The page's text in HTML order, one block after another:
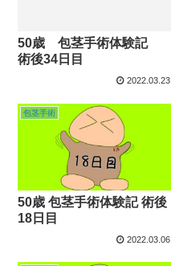
50歳 包茎手術体験記
術後34日目
2022.03.23
包茎手術
50歳 包茎手術体験記 術後
18日目
2022.03.06